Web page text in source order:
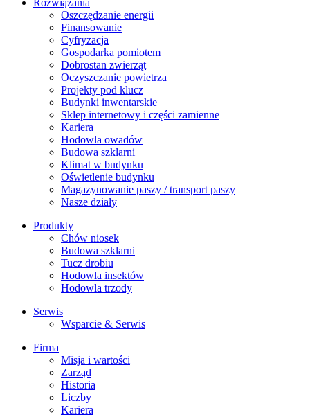
Rozwiązania
​Oszczędzanie energii
Finansowanie
Cyfryzacja
Gospodarka pomiotem
Dobrostan zwierząt
Oczyszczanie powietrza
Projekty pod klucz
Budynki inwentarskie
Sklep internetowy i części zamienne
Kariera
Hodowla owadów
Budowa szklarni
Klimat w budynku
Oświetlenie budynku
Magazynowanie paszy / transport paszy
Nasze działy
Produkty
Chów niosek
Budowa szklarni
Tucz drobiu
Hodowla insektów
Hodowla trzody
Serwis
Wsparcie & Serwis
Firma
Misja i wartości
Zarząd
Historia
Liczby
Kariera